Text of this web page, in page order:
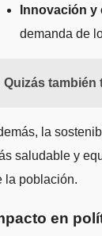
Innovación
demanda de
Quizás también
la
saludable y
la población.
en